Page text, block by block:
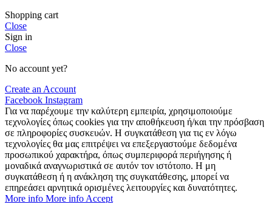
Shopping cart
Close
Sign in
Close
No account yet?
Create an Account
Facebook Instagram
Για να παρέχουμε την καλύτερη εμπειρία, χρησιμοποιούμε
τεχνολογίες όπως cookies για την αποθήκευση ή/και την πρόσβαση
σε πληροφορίες συσκευών. Η συγκατάθεση για τις εν λόγω
τεχνολογίες θα μας επιτρέψει να επεξεργαστούμε δεδομένα
προσωπικού χαρακτήρα, όπως συμπεριφορά περιήγησης ή
μοναδικά αναγνωριστικά σε αυτόν τον ιστότοπο. Η μη
συγκατάθεση ή η ανάκληση της συγκατάθεσης, μπορεί να
επηρεάσει αρνητικά ορισμένες λειτουργίες και δυνατότητες.
More info More info Accept